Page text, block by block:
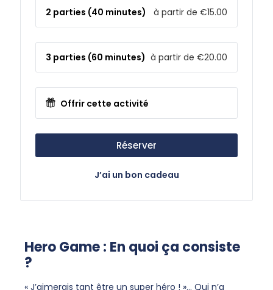
2 parties (40 minutes) à partir de €15.00
3 parties (60 minutes) à partir de €20.00
Offrir cette activité
Réserver
J’ai un bon cadeau
Hero Game : En quoi ça consiste
?
« J’aimerais tant être un super héro ! »… Qui n’a